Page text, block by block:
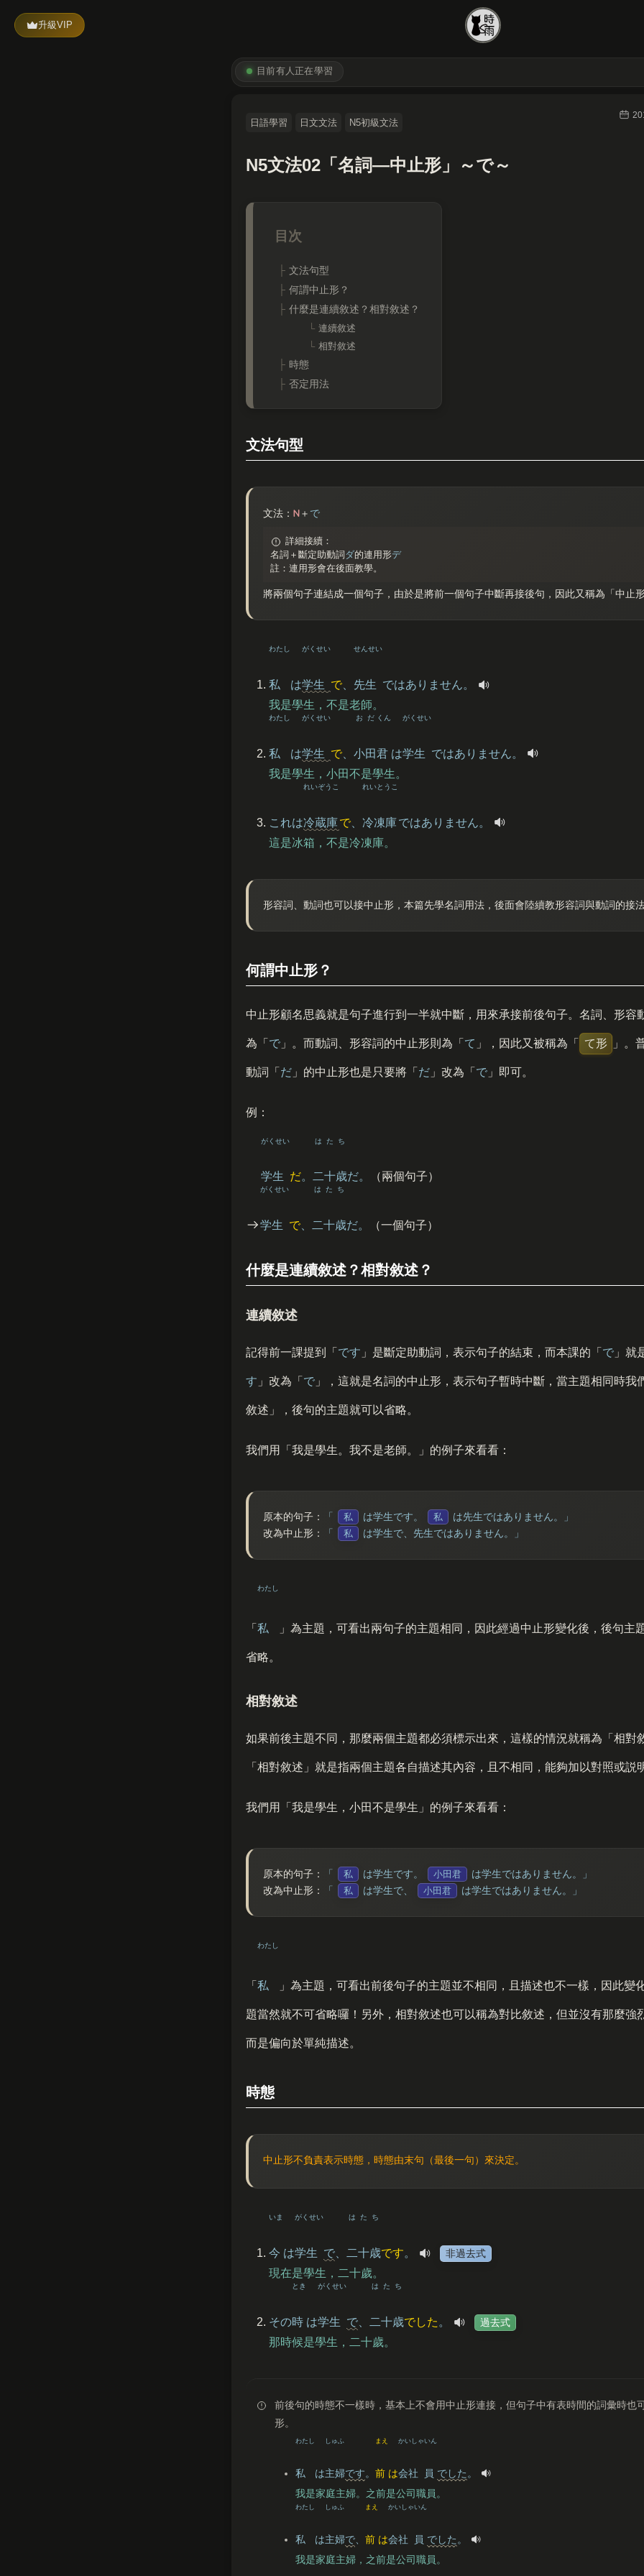
升級VIP
目前有人正在學習
日語學習 日文文法 N5初級文法
N5文法02「名詞—中止形」～で～
文法句型
何謂中止形？
什麼是連續敘述？相對敘述？
連續敘述
相對敘述
時態
否定用法
文法句型
文法： N＋ で
詳細接續：
名詞＋斷定助動詞 ダ的連用形デ
註：連用形會在後面教學。
將兩個句子連結成一個句子，由於是將前一個句子中斷再接後句，因此又稱為「中止
私
わたし
は学生
がくせい
で 先生
せんせい
ではありません。
我是學生，不是老師。
私
わたし
は学生
がくせい
で 小田
おだ
君
くん
は学生
がくせい
ではありません。
我是學生，小田不是學生。
これは冷蔵庫
れいぞうこ
で 冷凍庫
れいとうこ
ではありません。
這是冰箱，不是冷凍庫。
形容詞、動詞也可以接中止形，本篇先學名詞用法，後面會陸續教形容詞與動詞的接
何謂中止形？
中止形顧名思義就是句子進行到一半就中斷，用來承接前後句子。名詞、形容
為「 で 」。而動詞、形容詞的中止形則為「 て 」，因此又被稱為「 て形 」。
動詞「 だ 」的中止形也是只要將「 だ 」改為「 で 」即可。
例：
学生
がくせい
だ。 二十歳
はたち
だ。 （兩個句子）
学生
がくせい
で 二十歳
はたち
だ。 （一個句子）
什麼是連續敘述？相對敘述？
連續敘述
記得前一課提到「 です 」是斷定助動詞，表示句子的結束，而本課的「 で 」就
す 」改為「 で 」，這就是名詞的中止形，表示句子暫時中斷，當主題相同時我
敘述」，後句的主題就可以省略。
我們用「我是學生。我不是老師。」的例子來看看：
原本的句子： 「 私 は学生です。 私
は先生ではありません。」
改為中止形：
「 私 は学生で 、先生ではありません。」
「 私
わたし
」為主題，可看出兩句子的主題相同，因此經過中止形變化後，後句主
省略。
相對敘述
如果前後主題不同，那麼兩個主題都必須標示出來，這樣的情況就稱為「相對
「相對敘述」就是指兩個主題各自描述其內容，且不相同，能夠加以對照或説
我們用「我是學生，小田不是學生」的例子來看看：
原本的句子： 「 私 は学生です。 小田君
は学生ではありません。」
改為中止形：
「 私 は学生で 小田君 は学生ではありません。」
「 私
わたし
」為主題，可看出前後句子的主題並不相同，且描述也不一樣，因此變
題當然就不可省略囉！另外，相對敘述也可以稱為對比敘述，但並沒有那麼強
而是偏向於單純描述。
時態
中止形不負責表示時態，時態由末句（最後一句）來決定。
今
いま
は学生
がくせい
で 二十歳
はたち
です。 非過去式
現在是學生，二十歲。
その時
とき
は学生
がくせい
で 二十歳
はたち
でした 。 過去式
那時候是學生，二十歲。
前後句的時態不一樣時，基本上不會用中止形連接，但句子中有表時間的詞彙時也
形。
私
わたし
は主婦
しゅふ
です。 前
まえ
は会社
かいしゃ
員
いん
でした 。
我是家庭主婦。之前是公司職員。
私
わたし
は主婦
しゅふ
で、 前
まえ
は会社
かいしゃ
員
いん
でした 。
我是家庭主婦，之前是公司職員。